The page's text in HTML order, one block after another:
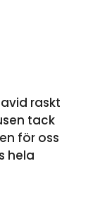
raskt
tack
för oss
hela